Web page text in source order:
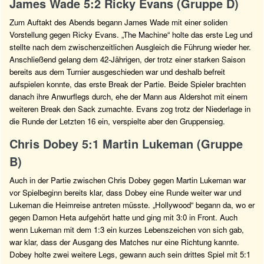
Zum Auftakt des Abends begann James Wade mit einer soliden
Vorstellung gegen Ricky Evans. „The Machine“ holte das erste Leg und
stellte nach dem zwischenzeitlichen Ausgleich die Führung wieder her.
Anschließend gelang dem 42-Jährigen, der trotz einer starken Saison
bereits aus dem Turnier ausgeschieden war und deshalb befreit
aufspielen konnte, das erste Break der Partie. Beide Spieler brachten
danach ihre Anwurflegs durch, ehe der Mann aus Aldershot mit einem
weiteren Break den Sack zumachte. Evans zog trotz der Niederlage in
die Runde der Letzten 16 ein, verspielte aber den Gruppensieg.
Chris Dobey 5:1 Martin Lukeman (Gruppe
B)
Auch in der Partie zwischen Chris Dobey gegen Martin Lukeman war
vor Spielbeginn bereits klar, dass Dobey eine Runde weiter war und
Lukeman die Heimreise antreten müsste. „Hollywood“ begann da, wo er
gegen Damon Heta aufgehört hatte und ging mit 3:0 in Front. Auch
wenn Lukeman mit dem 1:3 ein kurzes Lebenszeichen von sich gab,
war klar, dass der Ausgang des Matches nur eine Richtung kannte.
Dobey holte zwei weitere Legs, gewann auch sein drittes Spiel mit 5:1